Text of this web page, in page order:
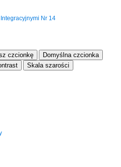
czcionkę
Domyślna czcionka
Skala szarości